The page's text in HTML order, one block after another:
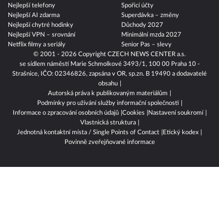
© 2001 - 2026 Copyright CZECH NEWS CENTER a.s.
se sídlem náměstí Marie Schmolkové 3493/1, 100 00 Praha 10 -
Strašnice, IČO: 02346826, zapsána v OR, sp.zn. B 19490 a dodavatelé
obsahu
Autorská práva k publikovaným materiálům
Podmínky pro užívání služby informační společnosti
Informace o zpracování osobních údajů Cookies
Nastavení soukromí
Vlastnická struktura
Jednotná kontaktní místa / Single Points of Contact
Etický kodex
Povinně zveřejňované informace
Nejlepší telefony
Nejlepší AI zdarma
Nejlepší chytré hodinky
Nejlepší VPN – srovnání
Netflix filmy a seriály
Spořicí účty
Superdávka – změny
Důchody 2027
Minimální mzda 2027
Senior Pas – slevy